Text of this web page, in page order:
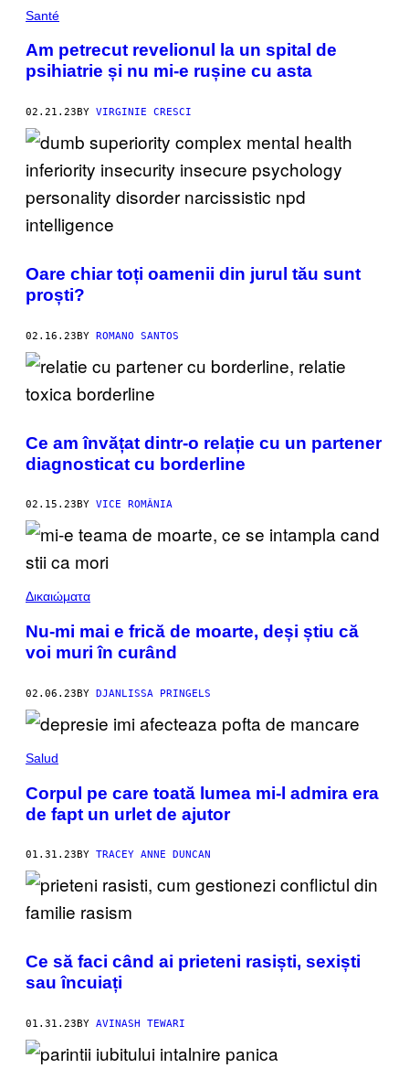
Santé
Am petrecut revelionul la un spital de
psihiatrie și nu mi-e rușine cu asta
02.21.23 BY VIRGINIE CRESCI
Oare chiar toți oamenii din jurul tău sunt
proști?
02.16.23BY ROMANO SANTOS
Ce am învățat dintr-o relație cu un partener
diagnosticat cu borderline
02.15.23 BY VICE ROMÂNIA
Δικαιώματα
Nu-mi mai e frică de moarte, deși știu că
voi muri în curând
02.06.23BY DJANLISSA PRINGELS
Salud
Corpul pe care toată lumea mi-l admira era
de fapt un urlet de ajutor
01.31.23 BY TRACEY ANNE DUNCAN
Ce să faci când ai prieteni rasiști, sexiști
sau încuiați
01.31.23BY AVINASH TEWARI